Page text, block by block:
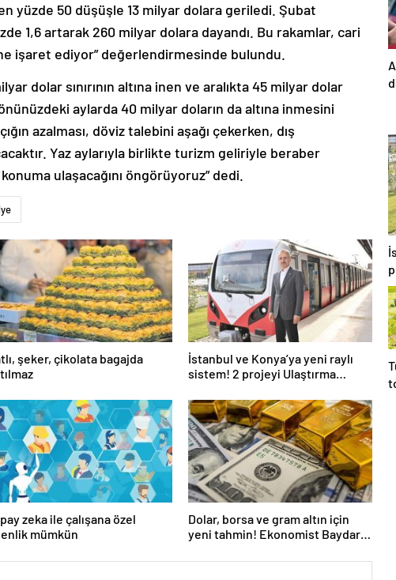
yüzde 50 düşüşle 13 milyar dolara geriledi. Şubat
1,6 artarak 260 milyar dolara dayandı. Bu rakamlar, cari
işaret ediyor” değerlendirmesinde bulundu.
dolar sınırının altına inen ve aralıkta 45 milyar dolar
önünüzdeki aylarda 40 milyar doların da altına inmesini
azalması, döviz talebini aşağı çekerken, dış
Yaz aylarıyla birlikte turizm geliriyle beraber
ulaşacağını öngörüyoruz” dedi.
şeker, çikolata bagajda
İstanbul ve Konya’ya yeni raylı
sistem! 2 projeyi Ulaştırma
zeka ile çalışana özel
mümkün
Dolar, borsa ve gram altın için
yeni tahmin! Ekonomist Baydar